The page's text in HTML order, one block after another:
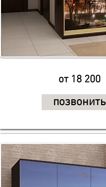
от 18 200
позвонить